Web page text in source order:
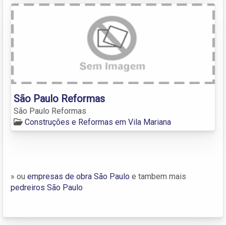
São Paulo Reformas
São Paulo Reformas
Construções e Reformas em Vila Mariana
» ou empresas de obra São Paulo e tambem mais
pedreiros São Paulo